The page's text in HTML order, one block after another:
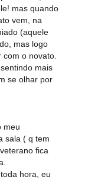
mas quando
vem, na
(aquele
mas logo
o novato.
mais
se olhar por
meu
sala ( q tem
fica
hora, eu